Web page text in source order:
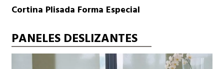
Cortina Plisada Forma Especial
PANELES DESLIZANTES